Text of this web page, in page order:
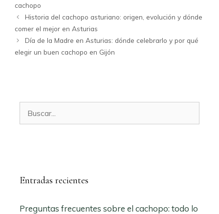
cachopo
Historia del cachopo asturiano: origen, evolución y dónde
comer el mejor en Asturias
Día de la Madre en Asturias: dónde celebrarlo y por qué
elegir un buen cachopo en Gijón
Entradas recientes
Preguntas frecuentes sobre el cachopo: todo lo